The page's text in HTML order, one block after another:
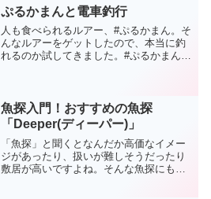
いても疲れにくいです。また、重量も10
キロちょっとと軽い為、...
ぷるかまんと電車釣行
人も食べられるルアー、#ぷるかまん。そ
んなルアーをゲットしたので、本当に釣
れるのか試してきました。#ぷるかまんと
が開発した次世代の釣...
魚探入門！おすすめの魚探
「Deeper(ディーパー)」
「魚探」と聞くとなんだか高価なイメー
ジがあったり、扱いが難しそうだったり
敷居が高いですよね。そんな魚探にもい